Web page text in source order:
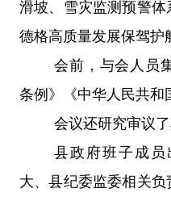
滑坡、雪灾监测预警
德格高质量发展保驾护
会前，与会人员
条例》《中华人民共和
会议还研究审议了
县政府班子成员
大、县纪委监委相关